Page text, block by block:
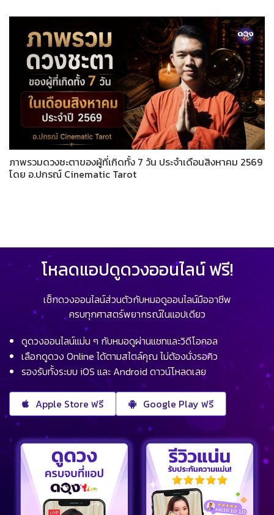
ภาพรวมดวงชะตาของผู้ที่เกิดทั้ง 7 วัน ประจำเดือนสิงหาคม 2569
โดย อ.ปกรณ์ Cinematic Tarot
โหลดแอปดูดวงออนไลน์ ฟรี!
เช็กดวงออนไลน์ส่วนตัวกับหมอดูออนไลน์มืออาชีพ
ครบทุกศาสตร์พยากรณ์ในแอปเดียว
ดูดวงออนไลน์แม่น ๆ กับหมอดูผ่านแชทและวิดีโอคอล
เลือกดูดวง Online ได้ตามสไตล์คุณ ไม่ต้องนั่งรอคิว
รองรับทั้งระบบ iOS และ Android ดาวน์โหลดเลย
Apple Store ฟรี Google Play ฟรี